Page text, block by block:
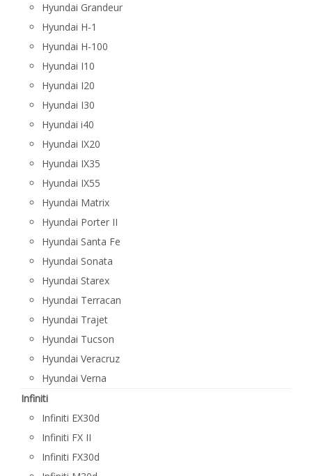
Hyundai Grandeur
Hyundai H-1
Hyundai H-100
Hyundai I10
Hyundai I20
Hyundai I30
Hyundai i40
Hyundai IX20
Hyundai IX35
Hyundai IX55
Hyundai Matrix
Hyundai Porter II
Hyundai Santa Fe
Hyundai Sonata
Hyundai Starex
Hyundai Terracan
Hyundai Trajet
Hyundai Tucson
Hyundai Veracruz
Hyundai Verna
Infiniti
Infiniti EX30d
Infiniti FX II
Infiniti FX30d